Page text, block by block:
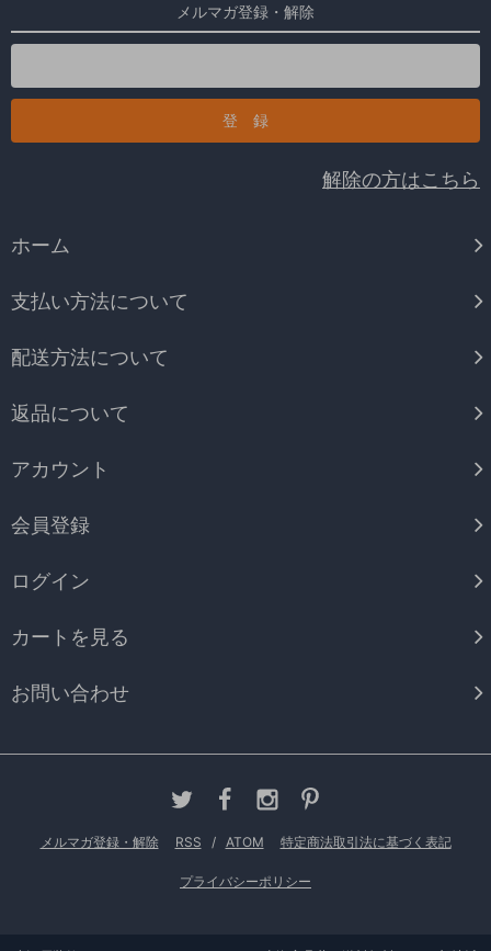
メルマガ登録・解除
解除の方はこちら
ホーム
支払い方法について
配送方法について
返品について
アカウント
会員登録
ログイン
カートを見る
お問い合わせ
メルマガ登録・解除 RSS / ATOM 特定商法取引法に基づく表記
プライバシーポリシー